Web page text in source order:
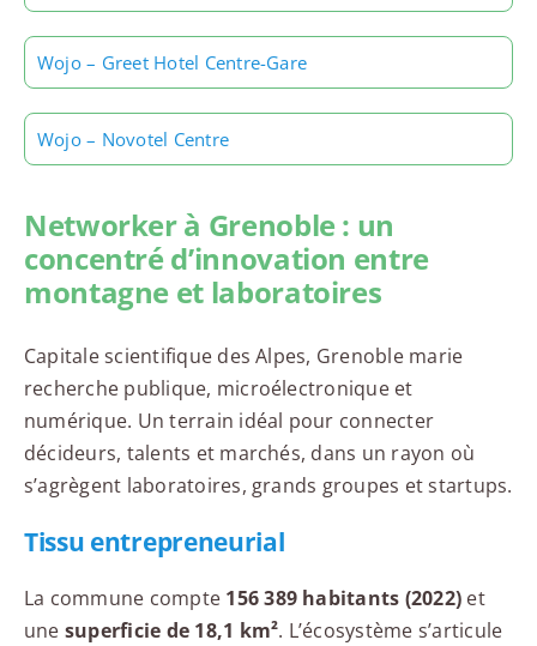
Wojo – Greet Hotel Centre-Gare
Wojo – Novotel Centre
Networker à Grenoble : un
concentré d’innovation entre
montagne et laboratoires
Capitale scientifique des Alpes, Grenoble marie
recherche publique, microélectronique et
numérique. Un terrain idéal pour connecter
décideurs, talents et marchés, dans un rayon où
s’agrègent laboratoires, grands groupes et startups.
Tissu entrepreneurial
La commune compte 156 389 habitants (2022) et
une superficie de 18,1 km². L’écosystème s’articule